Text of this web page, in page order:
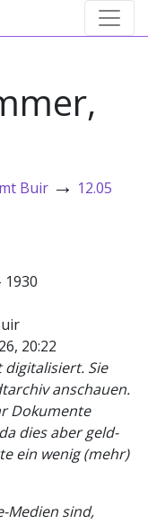
Buir → 12.05
1930
20:22
Sie
anschauen.
Dokumente
dies aber geld-
ein wenig (mehr)
Medien sind,